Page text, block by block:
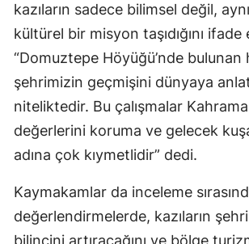
kazıların sadece bilimsel değil,
kültürel bir misyon taşıdığını ifade
“Domuztepe Höyüğü’nde
şehrimizin geçmişini dünyaya
niteliktedir. Bu çalışmalar
değerlerini koruma ve gelecek
adına çok kıymetlidir” dedi.
Kaymakamlar da inceleme
değerlendirmelerde, kazıların